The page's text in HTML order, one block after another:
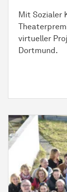
Mit Sozialer
virtueller
Dortmund.